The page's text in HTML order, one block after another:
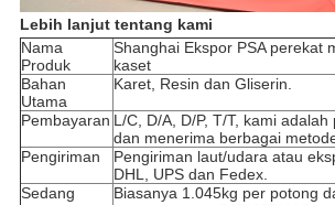
Lebih lanjut tentang kami
Nama
Produk
Shanghai Ekspor PSA perekat
kaset
Bahan
Utama
Karet, Resin dan Gliserin.
Pembayaran L/C, D/A, D/P, T/T, kami
dan menerima berbagai
Pengiriman
Pengiriman laut/udara atau
DHL, UPS dan Fedex.
Sedang
Biasanya 1.045kg per potong